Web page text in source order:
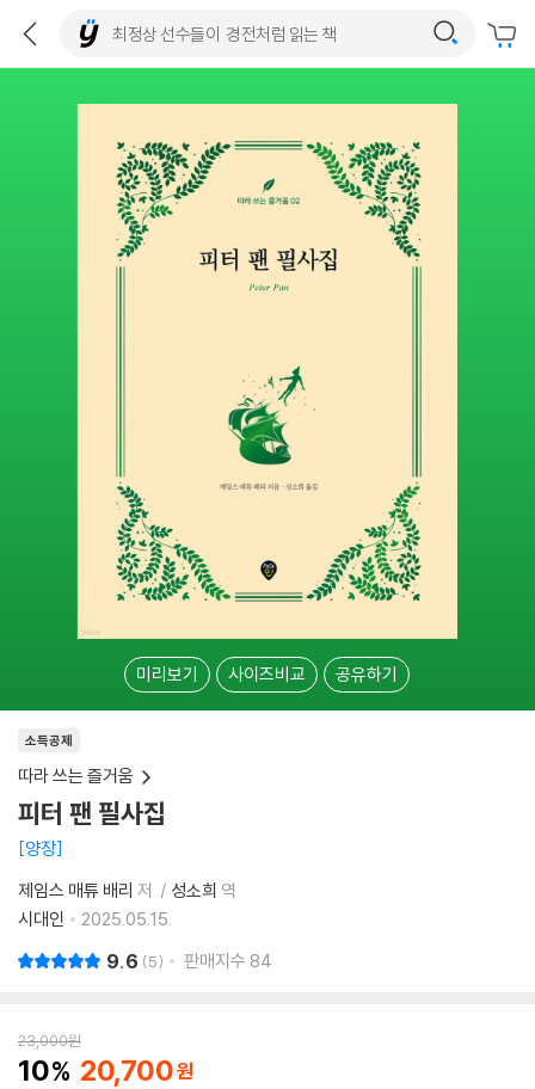
미리보기 사이즈비교 공유하기
소득공제
따라 쓰는 즐거움
피터 팬 필사집
양장
제임스 매튜 배리 저 성소희 역
시대인
2025.05.15.
9.6 5 판매지수 84
23,000원
10 20,700